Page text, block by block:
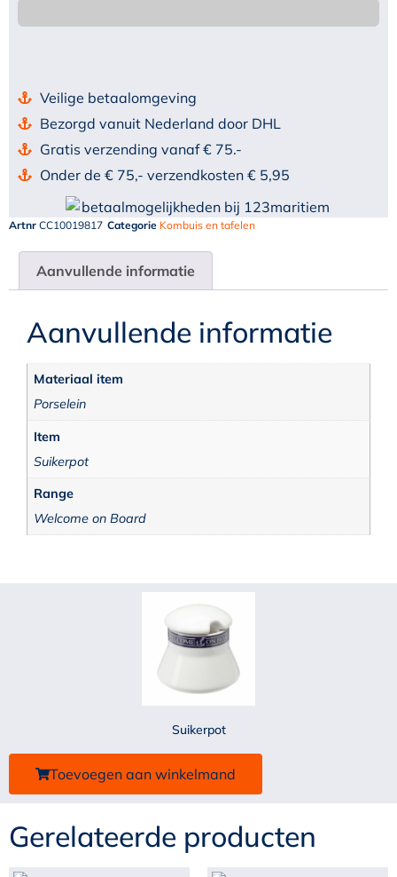
Veilige betaalomgeving
Bezorgd vanuit Nederland door DHL
Gratis verzending vanaf € 75.-
Onder de € 75,- verzendkosten € 5,95
Artnr CC10019817 Categorie Kombuis en tafelen
Aanvullende informatie
Aanvullende informatie
Materiaal item
Porselein
Item
Suikerpot
Range
Welcome on Board
Suikerpot
Toevoegen aan winkelmand
Gerelateerde producten